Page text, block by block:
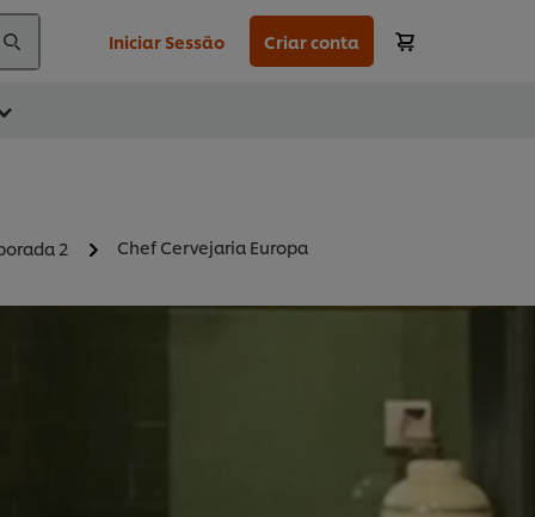
Iniciar Sessão Criar conta
2 Chef Cervejaria Europa